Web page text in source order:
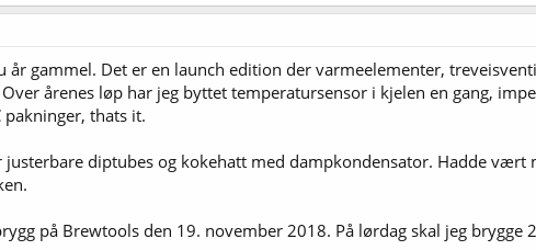
år gammel. Det er en launch edition der varmeelementer,
årenes løp har jeg byttet temperatursensor i kjelen en gang,
pakninger, thats it.
diptubes og kokehatt med dampkondensator. Hadde
på Brewtools den 19. november 2018. På lørdag skal jeg brygge